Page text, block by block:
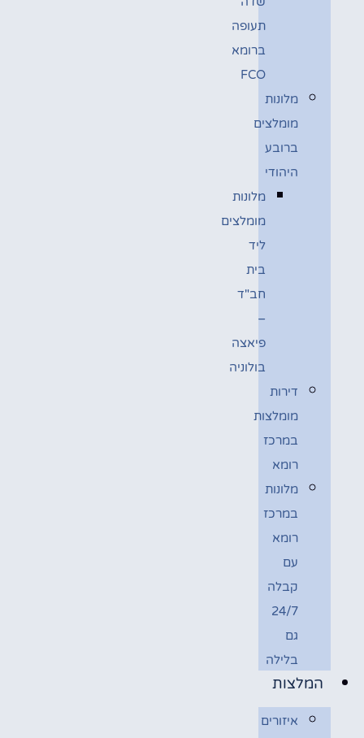
תעופה
ברומא
FCO
מלונות
מומלצים
ברובע
היהודי
מלונות
מומלצים
ליד
בית
חב"ד
–
פיאצה
בולוניה
דירות
מומלצות
במרכז
רומא
מלונות
במרכז
רומא
עם
קבלה
24/7
גם
בלילה
המלצות
איזורים